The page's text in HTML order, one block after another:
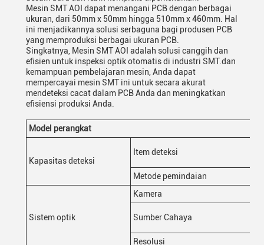
Mesin SMT AOI dapat menangani PCB dengan berbagai
ukuran, dari 50mm x 50mm hingga 510mm x 460mm. Hal
ini menjadikannya solusi serbaguna bagi produsen PCB
yang memproduksi berbagai ukuran PCB.
Singkatnya, Mesin SMT AOI adalah solusi canggih dan
efisien untuk inspeksi optik otomatis di industri SMT.dan
kemampuan pembelajaran mesin, Anda dapat
mempercayai mesin SMT ini untuk secara akurat
mendeteksi cacat dalam PCB Anda dan meningkatkan
efisiensi produksi Anda.
Model perangkat
Kapasitas deteksi
Item deteksi
Metode pemindaian
Sistem optik
Kamera
Sumber Cahaya
Resolusi